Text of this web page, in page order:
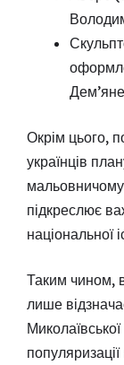
Окрім цього,
українців
мальовничому
підкреслює
національної
Таким чином,
лише
популяризації